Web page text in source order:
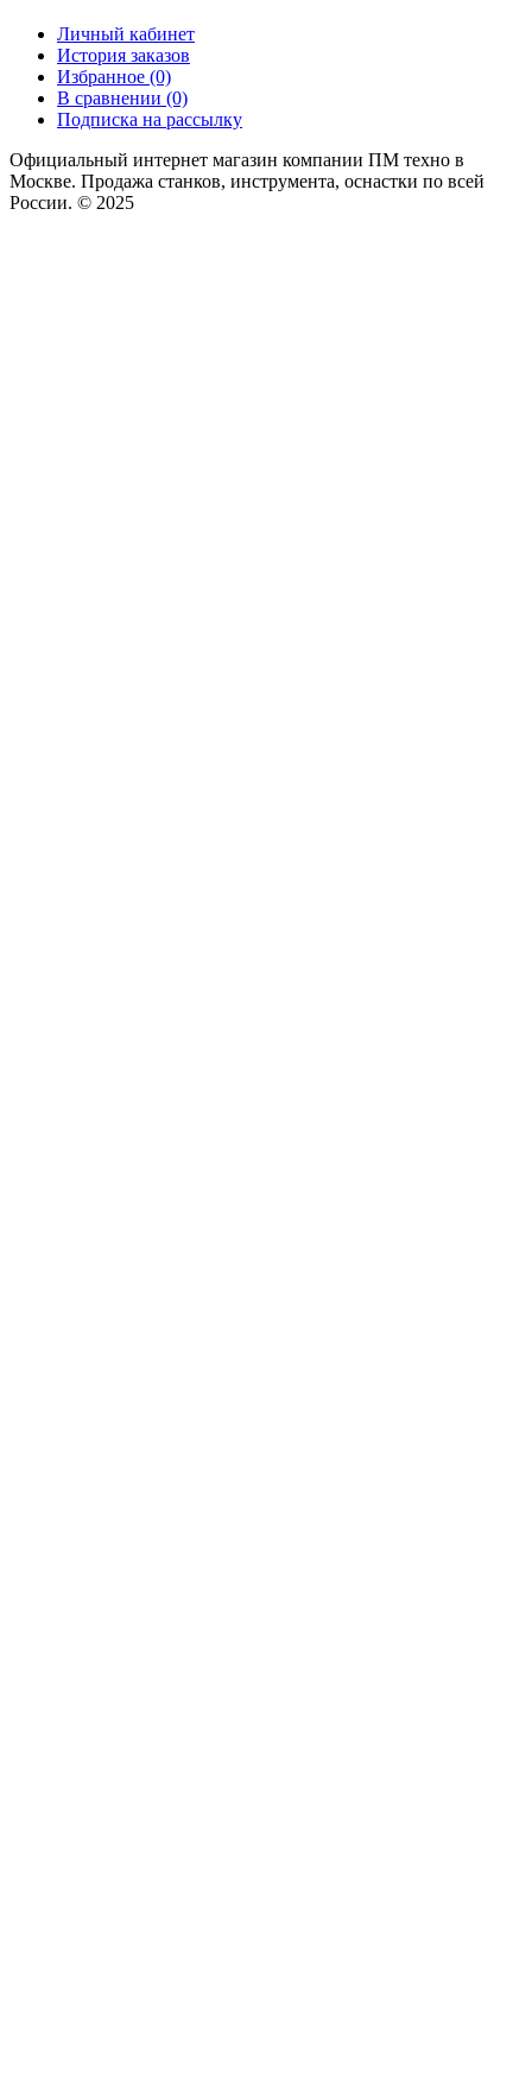
Личный кабинет
История заказов
Избранное (0)
В сравнении (0)
Подписка на рассылку
Официальный интернет магазин компании ПМ техно в
Москве. Продажа станков, инструмента, оснастки по всей
России. © 2025